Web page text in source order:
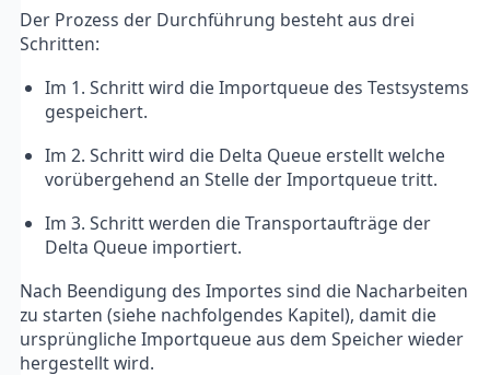
Der Prozess der Durchführung besteht aus drei
Schritten:
Im 1. Schritt wird die Importqueue des Testsystems
gespeichert.
Im 2. Schritt wird die Delta Queue erstellt welche
vorübergehend an Stelle der Importqueue tritt.
Im 3. Schritt werden die Transportaufträge der
Delta Queue importiert.
Nach Beendigung des Importes sind die Nacharbeiten
zu starten (siehe nachfolgendes Kapitel), damit die
ursprüngliche Importqueue aus dem Speicher wieder
hergestellt wird.